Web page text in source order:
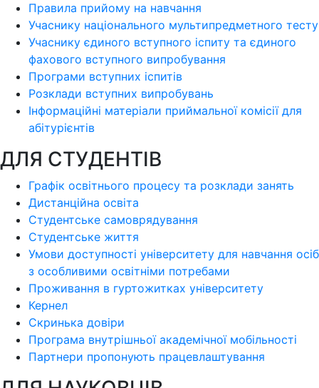
Правила прийому на навчання
Учаснику національного мультипредметного тесту
Учаснику єдиного вступного іспиту та єдиного
фахового вступного випробування
Програми вступних іспитів
Розклади вступних випробувань
Інформаційні матеріали приймальної комісії для
абітурієнтів
ДЛЯ СТУДЕНТІВ
Графік освітнього процесу та розклади занять
Дистанційна освіта
Студентське самоврядування
Студентське життя
Умови доступності університету для навчання осіб
з особливими освітніми потребами
Проживання в гуртожитках університету
Кернел
Скринька довіри
Програма внутрішньої академічної мобільності
Партнери пропонують працевлаштування